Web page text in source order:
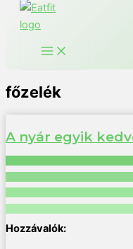
főzelék
A nyár egyik